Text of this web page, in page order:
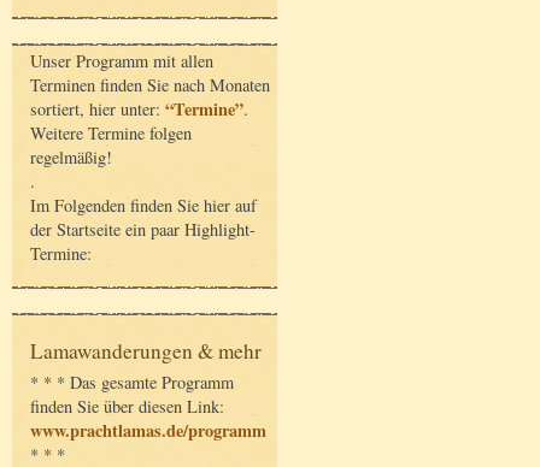
Unser Programm mit allen
Terminen finden Sie nach Monaten
sortiert, hier unter: “Termine”.
Weitere Termine folgen
regelmäßig!
.
Im Folgenden finden Sie hier auf
der Startseite ein paar Highlight-
Termine:
Lamawanderungen & mehr
* * * Das gesamte Programm
finden Sie über diesen Link:
www.prachtlamas.de/programm
* * *